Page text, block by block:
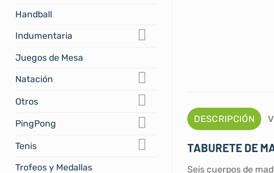
Handball
Indumentaria
Juegos de Mesa
Natación
Otros
PingPong
Tenis
Trofeos y Medallas
DESCRIPCIÓN
TABURETE DE
Seis cuerpos de